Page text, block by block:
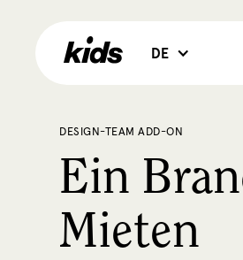
DE
DESIGN-TEAM ADD-ON
Ein
Mieten